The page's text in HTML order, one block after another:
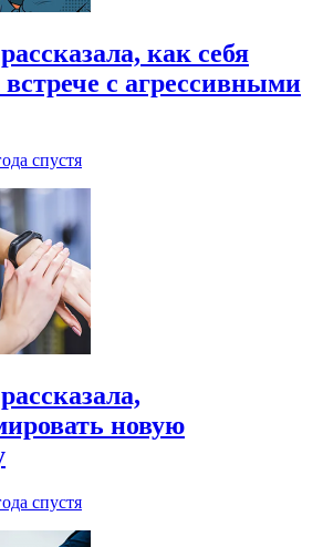
как себя
с агрессивными
спустя
новую
спустя